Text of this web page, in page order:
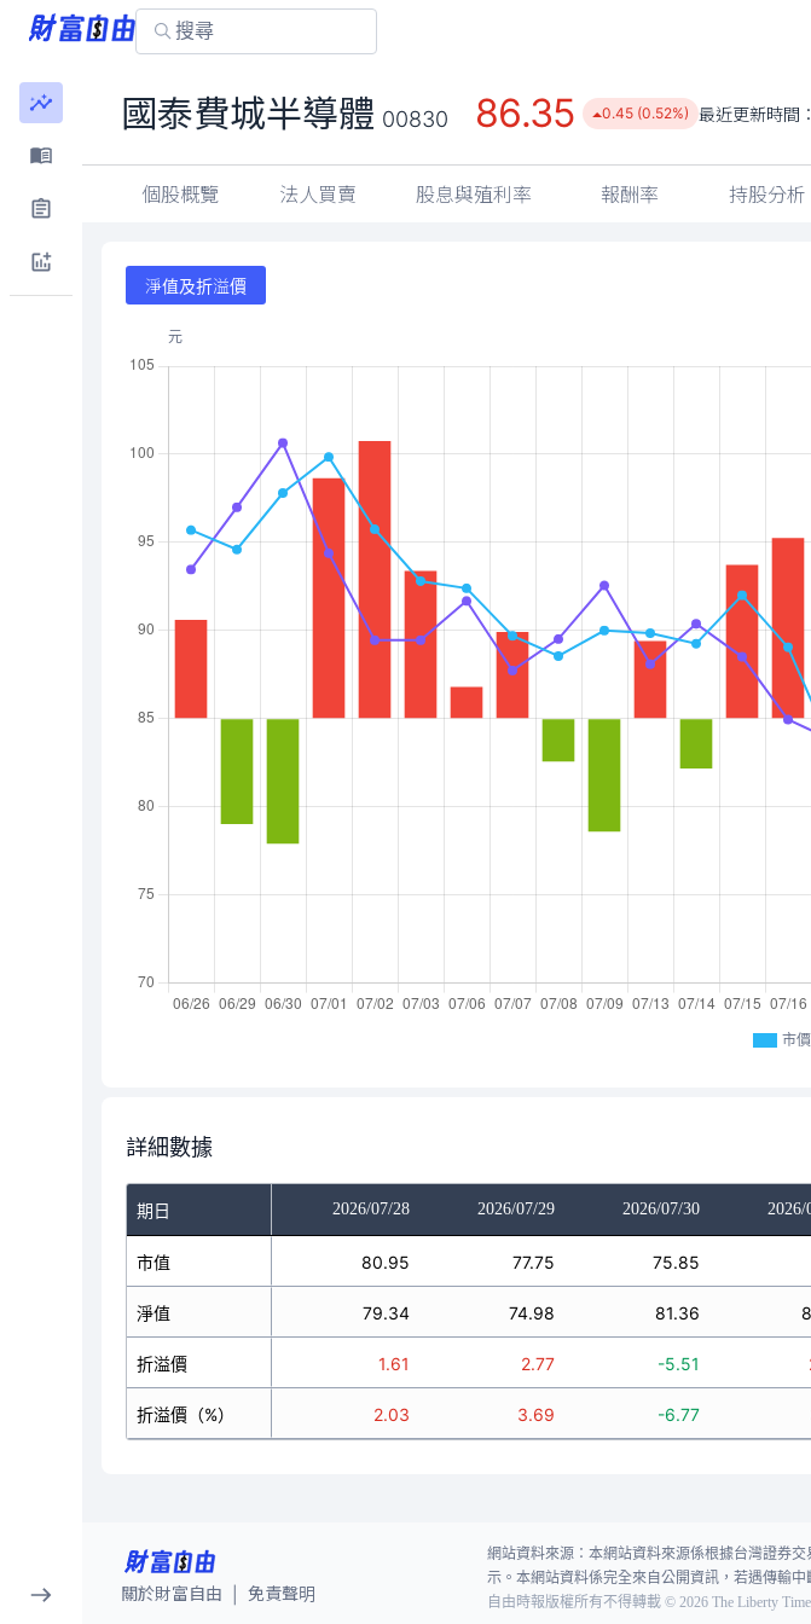
國泰費城半導體 00830 86.35 0.45 (0.52%) 最近更新時間：
個股概覽 法人買賣 股息與殖利率 報酬率 持股分析
淨值及折溢價
市價
詳細數據
期日 2026/07/28 2026/07/29 2026/07/30 2026/
市值
淨值
折溢價
折溢價（%）
80.95 77.75 75.85
79.34 74.98 81.36
1.61 2.77 -5.51
2.03 3.69 -6.77
關於財富自由 免責聲明
網站資料來源：本網站資料來源係根據台灣證券
示。本網站資料係完全來自公開資訊，若遇傳輸
自由時報版權所有不得轉載 © 2026 The Liberty